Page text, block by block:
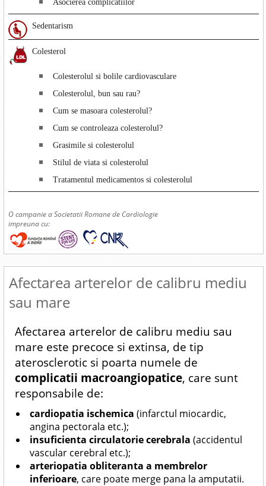
Asocierea complicatiilor
Sedentarism
Colesterol
Colesterolul si bolile cardiovasculare
Colesterolul, bun sau rau?
Cum se masoara colesterolul?
Cum se controleaza colesterolul?
Grasimile si colesterolul
Stilul de viata si colesterolul
Tratamentul medicamentos si colesterolul
O campanie a Societatii Romane de Cardiologie
impreuna cu:
Afectarea arterelor de calibru mediu
sau mare
Afectarea arterelor de calibru mediu sau
mare este precoce si extinsa, de tip
aterosclerotic si poarta numele de
complicatii macroangiopatice, care sunt
responsabile de:
cardiopatia ischemica (infarctul miocardic,
angina pectorala etc.);
insuficienta circulatorie cerebrala (accidentul
vascular cerebral etc.);
arteriopatia obliteranta a membrelor
inferioare, care poate merge pana la amputatii.